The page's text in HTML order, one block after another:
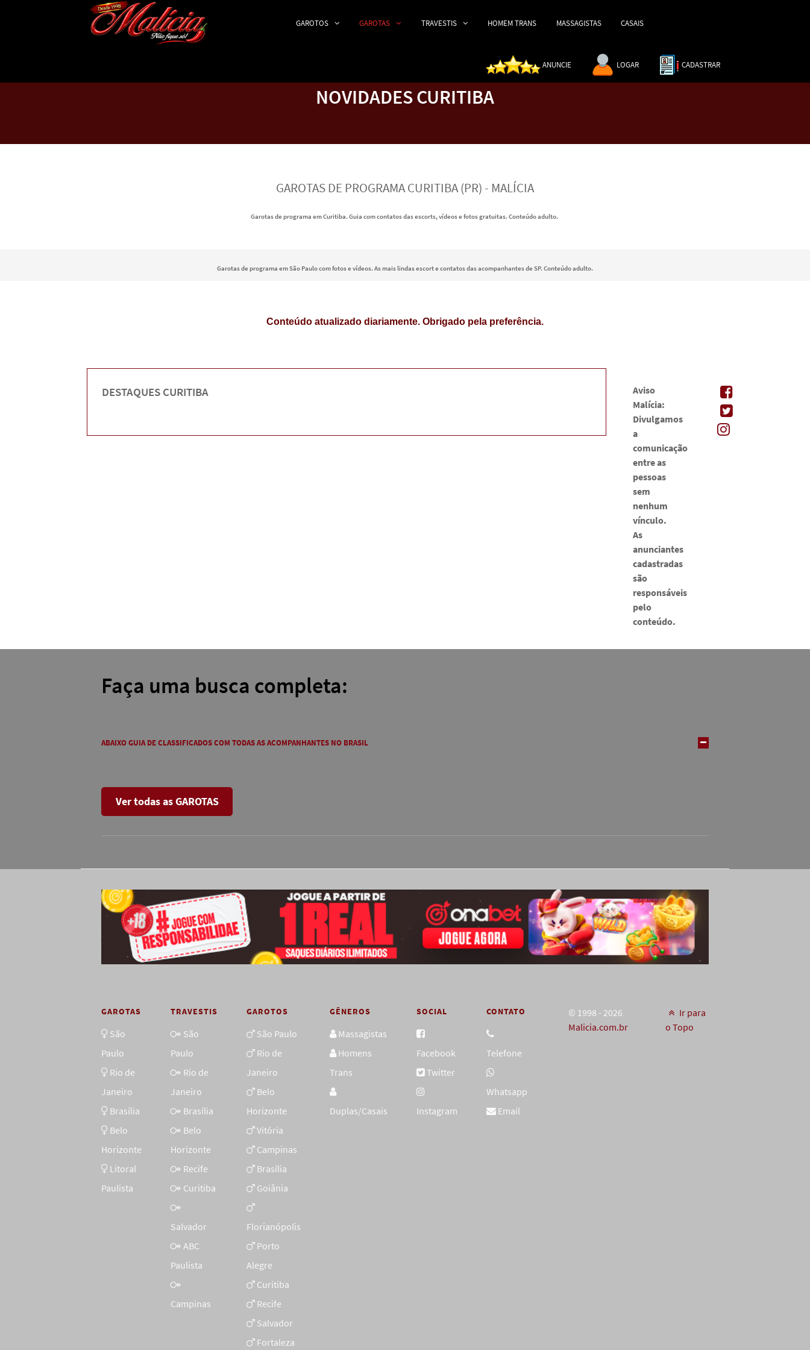
GAROTOS GAROTAS TRAVESTIS HOMEM TRANS MASSAGISTAS CASAIS
ANUNCIE LOGAR CADASTRAR
NOVIDADES CURITIBA
GAROTAS DE PROGRAMA CURITIBA (PR) - MALÍCIA
Garotas de programa em Curitiba. Guia com contatos das escorts, vídeos e fotos gratuitas. Conteúdo adulto.
Garotas de programa em São Paulo com fotos e vídeos. As mais lindas escort e contatos das acompanhantes de SP. Conteúdo adulto.
Conteúdo atualizado diariamente. Obrigado pela preferência.
DESTAQUES CURITIBA
Aviso
Malícia:
Divulgamos
a
comunicação
entre as
pessoas
sem
nenhum
vínculo.
As
anunciantes
cadastradas
são
responsáveis
pelo
conteúdo.
Faça uma busca completa:
ABAIXO GUIA DE CLASSIFICADOS COM TODAS AS ACOMPANHANTES NO BRASIL
Ver todas as GAROTAS
GAROTAS
São
Paulo
Rio de
Janeiro
Brasília
Belo
Horizonte
Litoral
Paulista
TRAVESTIS
São
Paulo
Rio de
Janeiro
Brasília
Belo
Horizonte
Recife
Curitiba
Salvador
ABC
Paulista
Campinas
GAROTOS
São Paulo
Rio de
Janeiro
Belo
Horizonte
Vitória
Campinas
Brasília
Goiânia
Florianópolis
Porto
Alegre
Curitiba
Recife
Salvador
Fortaleza
GÊNEROS
Massagistas
Homens
Trans
Duplas/Casais
SOCIAL
Facebook
Twitter
Instagram
CONTATO
Telefone
Whatsapp
Email
© 1998 - 2026
Malicia.com.br
Ir para
o Topo